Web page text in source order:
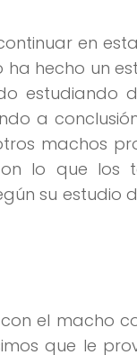
en
ha hecho un
estudiando
a
machos
lo que los
su estudio
el macho
que le